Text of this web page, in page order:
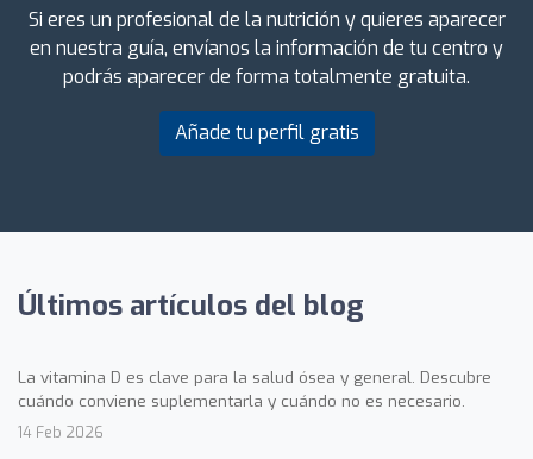
Si eres un profesional de la nutrición y quieres aparecer
en nuestra guía, envíanos la información de tu centro y
podrás aparecer de forma totalmente gratuita.
Añade tu perfil gratis
Últimos artículos del blog
La vitamina D es clave para la salud ósea y general. Descubre
cuándo conviene suplementarla y cuándo no es necesario.
14 Feb 2026